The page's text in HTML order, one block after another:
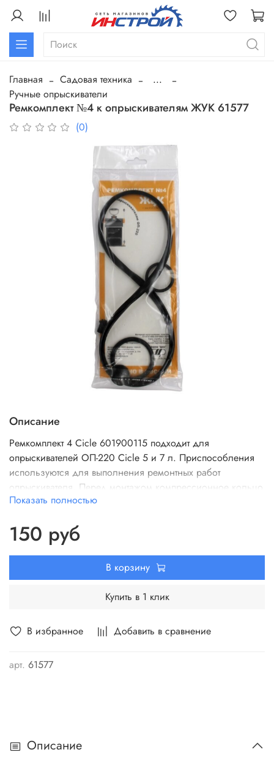
Главная Садовая техника
...
Ручные опрыскиватели
Ремкомплект №4 к опрыскивателям ЖУК 61577
(0)
В избранное Добавить в сравнение
арт. 61577
Описание
Ремкомплект 4 Cicle 601900115 подходит для
опрыскивателей ОП-220 Cicle 5 и 7 л. Приспособления
используются для выполнения ремонтных работ
опрыскивателя. Перед монтажом компрессионное кольцо
необходимо смазать.
Показать полностью
150 руб
В корзину
Купить в 1 клик
Описание